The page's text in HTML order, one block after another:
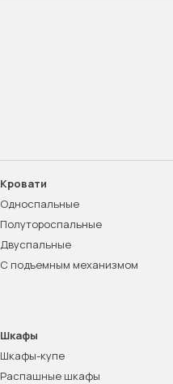
Кровати
Односпальные
Полутороспальные
Двуспальные
С подъемным механизмом
Шкафы
Шкафы-купе
Распашные шкафы